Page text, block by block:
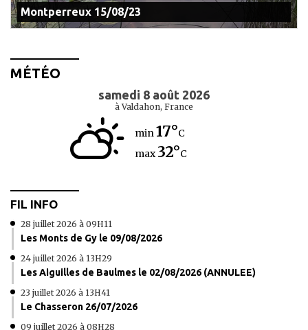
Montperreux 15/08/23
MÉTÉO
samedi 8 août 2026
à Valdahon, France
min17°C
max32°C
FIL INFO
28 juillet 2026 à 09H11
Les Monts de Gy le 09/08/2026
24 juillet 2026 à 13H29
Les Aiguilles de Baulmes le 02/08/2026 (ANNULEE)
23 juillet 2026 à 13H41
Le Chasseron 26/07/2026
09 juillet 2026 à 08H28